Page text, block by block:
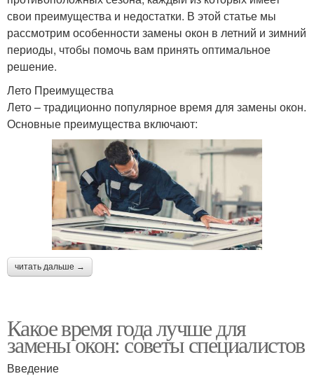
свои преимущества и недостатки. В этой статье мы
рассмотрим особенности замены окон в летний и зимний
периоды, чтобы помочь вам принять оптимальное
решение.
Лето Преимущества
Лето – традиционно популярное время для замены окон.
Основные преимущества включают:
читать дальше →
Какое время года лучше для
замены окон: советы специалистов
Введение